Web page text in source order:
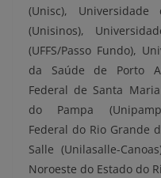
(Unisc),
(Unisinos),
(UFFS/Passo Fundo),
da Saúde de Porto
Federal de Santa
do Pampa
Federal do Rio Grande
Salle (Unilasalle-
Noroeste do Estado do